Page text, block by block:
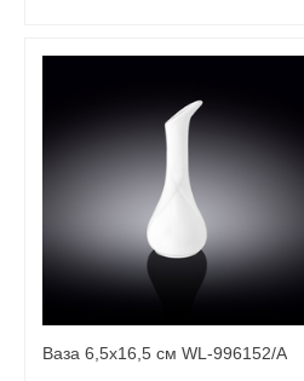
Ваза 6,5x16,5 см WL‑996152/A